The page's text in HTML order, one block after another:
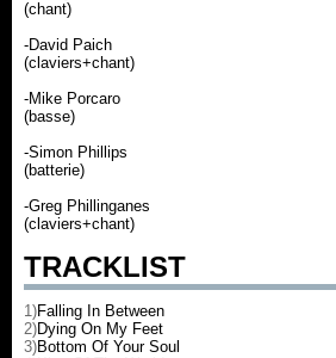
(chant)
-David Paich
(claviers+chant)
-Mike Porcaro
(basse)
-Simon Phillips
(batterie)
-Greg Phillinganes
(claviers+chant)
TRACKLIST
1)Falling In Between
2)Dying On My Feet
3)Bottom Of Your Soul